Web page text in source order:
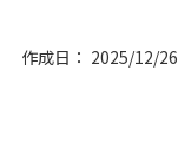
作成日： 2025/12/26